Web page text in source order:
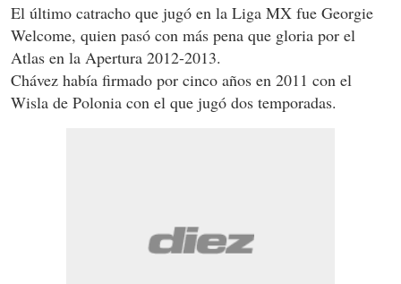
El último catracho que jugó en la Liga MX fue Georgie
Welcome, quien pasó con más pena que gloria por el
Atlas en la Apertura 2012-2013.
Chávez había firmado por cinco años en 2011 con el
Wisla de Polonia con el que jugó dos temporadas.